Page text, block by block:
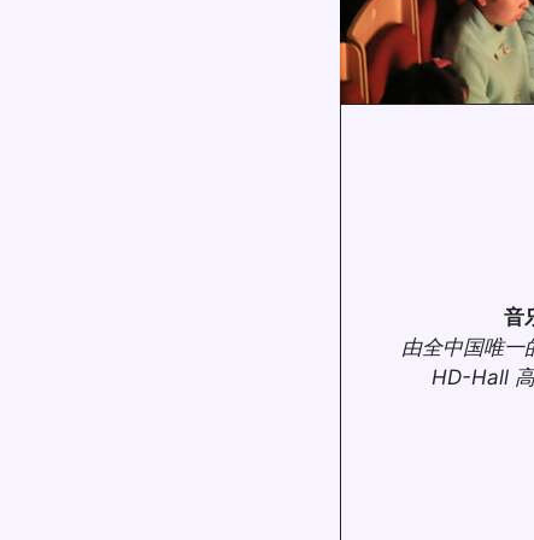
音
由全中国唯一
HD-Hall